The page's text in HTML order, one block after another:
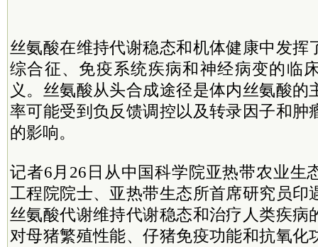
丝氨酸在维持代谢稳态和机体健康中发挥
综合征、免疫系统疾病和神经病变的临
义。丝氨酸从头合成途径是体内丝氨酸的
率可能受到负反馈调控以及转录因子和肿
的影响。
记者6月26日从中国科学院亚热带农业生
工程院院士、亚热带生态所首席研究员印
丝氨酸代谢维持代谢稳态和治疗人类疾病
对母猪繁殖性能、仔猪免疫功能和抗氧化